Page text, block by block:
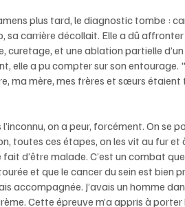
plus tard, le diagnostic tombe :
sa carrière décollait. Elle a dû
curetage, et une ablation partielle
elle a pu compter sur son entourage.
ma mère, mes frères et sœurs
on a peur, forcément. On se
toutes ces étapes, on les vit au fur et
fait d’être malade. C’est un combat
et que le cancer du sein est bien
accompagnée. J’avais un homme
Cette épreuve m’a appris à